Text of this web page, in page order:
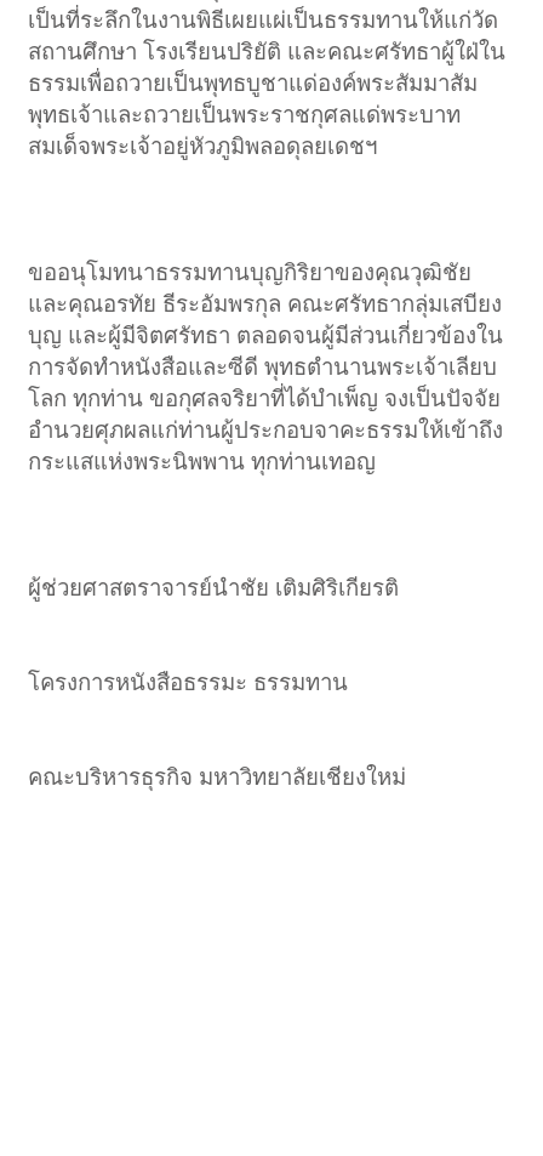
เป็นที่ระลึกในงานพิธีเผยแผ่เป็นธรรมทานให้แก่วัด
สถานศึกษา โรงเรียนปริยัติ และคณะศรัทธาผู้ใฝ่ใน
ธรรมเพื่อถวายเป็นพุทธบูชาแด่องค์พระสัมมาสัม
พุทธเจ้าและถวายเป็นพระราชกุศลแด่พระบาท
สมเด็จพระเจ้าอยู่หัวภูมิพลอดุลยเดชฯ​
ขออนุโมทนาธรรมทานบุญกิริยาของคุณวุฒิชัย
และคุณอรทัย ธีระอัมพรกุล คณะศรัทธากลุ่มเสบียง
บุญ และผู้มีจิตศรัทธา ตลอดจนผู้มีส่วนเกี่ยวข้องใน
การจัดทำหนังสือและซีดี พุทธตำนานพระเจ้าเลียบ
โลก ทุกท่าน ขอกุศลจริยาที่ได้บำเพ็ญ จงเป็นปัจจัย
อำนวยศุภผลแก่ท่านผู้ประกอบจาคะธรรมให้เข้าถึง
กระแสแห่งพระนิพพาน ทุกท่านเทอญ​
ผู้ช่วยศาสตราจารย์นำชัย เติมศิริเกียรติ
โครงการหนังสือธรรมะ ธรรมทาน
คณะบริหารธุรกิจ มหาวิทยาลัยเชียงใหม่​